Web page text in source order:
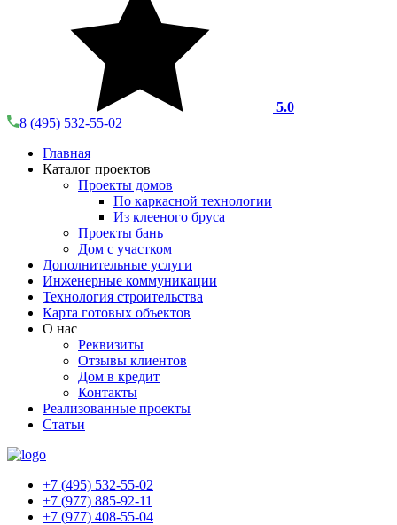
5.0
8 (495) 532-55-02
Главная
Каталог проектов
Проекты домов
По каркасной технологии
Из клееного бруса
Проекты бань
Дом с участком
Дополнительные услуги
Инженерные коммуникации
Технология строительства
Карта готовых объектов
О нас
Реквизиты
Отзывы клиентов
Дом в кредит
Контакты
Реализованные проекты
Статьи
+7 (495) 532-55-02
+7 (977) 885-92-11
+7 (977) 408-55-04